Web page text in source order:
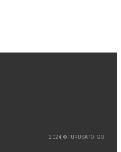
2024 ©FURUSATO GO